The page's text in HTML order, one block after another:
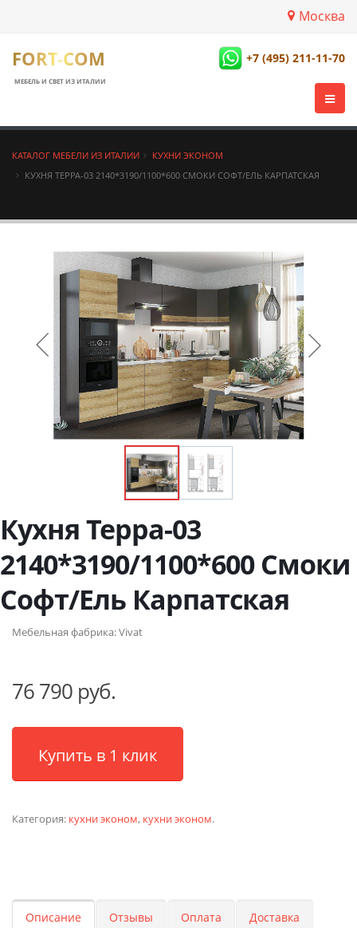
Москва
FORT-COM
МЕБЕЛЬ И СВЕТ ИЗ ИТАЛИИ
+7 (495) 211-11-70
КАТАЛОГ МЕБЕЛИ ИЗ ИТАЛИИ
КУХНИ ЭКОНОМ
КУХНЯ ТЕРРА-03 2140*3190/1100*600 СМОКИ СОФТ/ЕЛЬ КАРПАТСКАЯ
Кухня Терра-03
2140*3190/1100*600 Смоки
Софт/Ель Карпатская
Мебельная фабрика:Vivat
76 790 руб.
Купить в 1 клик
Категория: кухни эконом, кухни эконом.
Описание Отзывы Оплата Доставка